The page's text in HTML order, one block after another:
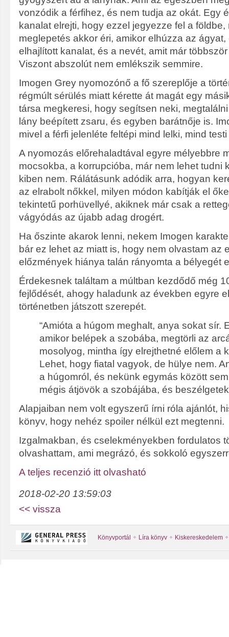
vonzódik a férfihez, és nem tudja az okát. Egy
kanalat elrejti, hogy ezzel jegyezze fel a földbe,
meglepetés akkor éri, amikor elhúzza az
elhajlított kanalat, és a nevét, amit már
Viszont abszolút nem emlékszik semmire.
Imogen Grey nyomozónő a fő szereplője a
régmúlt sérülés miatt kérette át magát egy
társa megkeresi, hogy segítsen neki,
lány beépített zsaru, és egyben barátnője is.
mivel a férfi jelenléte feltépi mind lelki, mind
A nyomozás előrehaladtával egyre mélyebbre
mocsokba, a korrupcióba, már nem lehet tudni
kiben nem. Rálátásunk adódik arra, hogyan
az elrabolt nőkkel, milyen módon kabítják el
tekintetű porhüvellyé, akiknek már csak a
vágyódás az újabb adag drogért.
Ha őszinte akarok lenni, nekem Imogen
bár ez lehet az miatt is, hogy nem olvastam az
előzmények hiánya talán rányomta a bélyegét
Érdekesnek találtam a múltban kezdődő még
fejlődését, ahogy haladunk az években egyre
történetben játszott szerepét.
“Amióta a húgom meghalt, anya sokat sír.
amikor belépek a szobába, megtörli az
mosolyog, mintha így elrejthetné előlem a
Lehet, hogy fiatal vagyok, de hülye nem.
a húgomról, és nekünk egymás között
mégis átjövök a szobájába, és
Alapjaiban nem volt egyszerű írni róla ajánlót,
könyv, hogy nehéz spoiler nélkül ezt megtenni.
Izgalmakban, és cselekményekben fordulatos
olvashattam, ami megrázó, és sokkoló
A teljes recenzió itt olvasható
2018-02-20 13:59:03
<< vissza
Könyvportál Líra könyv Kiskereskedelem